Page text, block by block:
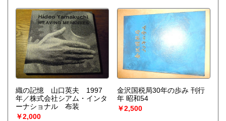
織の記憶 山口英夫 1997
年／株式会社シアム・インタ
ーナショナル 布装
￥2,000
金沢国税局30年の歩み 刊行
年 昭和54
￥2,500